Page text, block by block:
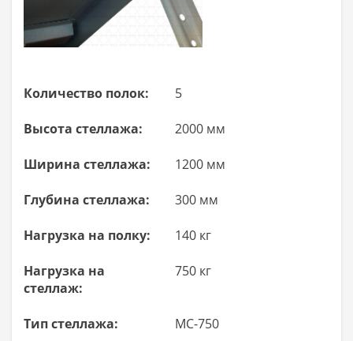
Количество полок: 5
Высота стеллажа: 2000 мм
Ширина стеллажа: 1200 мм
Глубина стеллажа: 300 мм
Нагрузка на полку: 140 кг
Нагрузка на
стеллаж:
750 кг
Тип стеллажа: МС-750